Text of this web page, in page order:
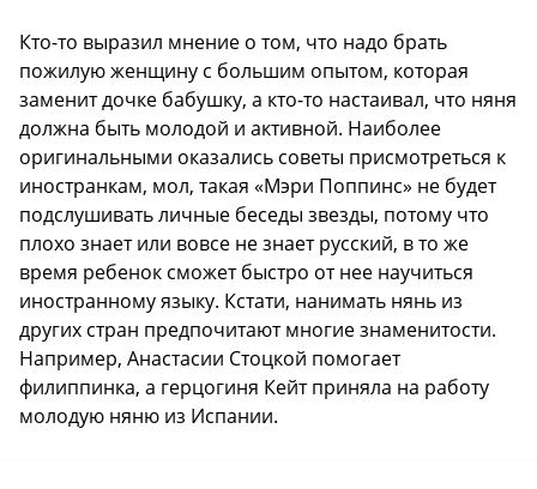
Кто-то выразил мнение о том, что надо брать
пожилую женщину с большим опытом, которая
заменит дочке бабушку, а кто-то настаивал, что няня
должна быть молодой и активной. Наиболее
оригинальными оказались советы присмотреться к
иностранкам, мол, такая «Мэри Поппинс» не будет
подслушивать личные беседы звезды, потому что
плохо знает или вовсе не знает русский, в то же
время ребенок сможет быстро от нее научиться
иностранному языку. Кстати, нанимать нянь из
других стран предпочитают многие знаменитости.
Например, Анастасии Стоцкой помогает
филиппинка, а герцогиня Кейт приняла на работу
молодую няню из Испании.